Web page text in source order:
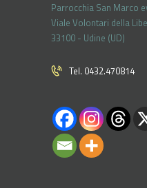
Parrocchia San Marco
Viale Volontari della
33100 - Udine (UD)
Tel. 0432.470814